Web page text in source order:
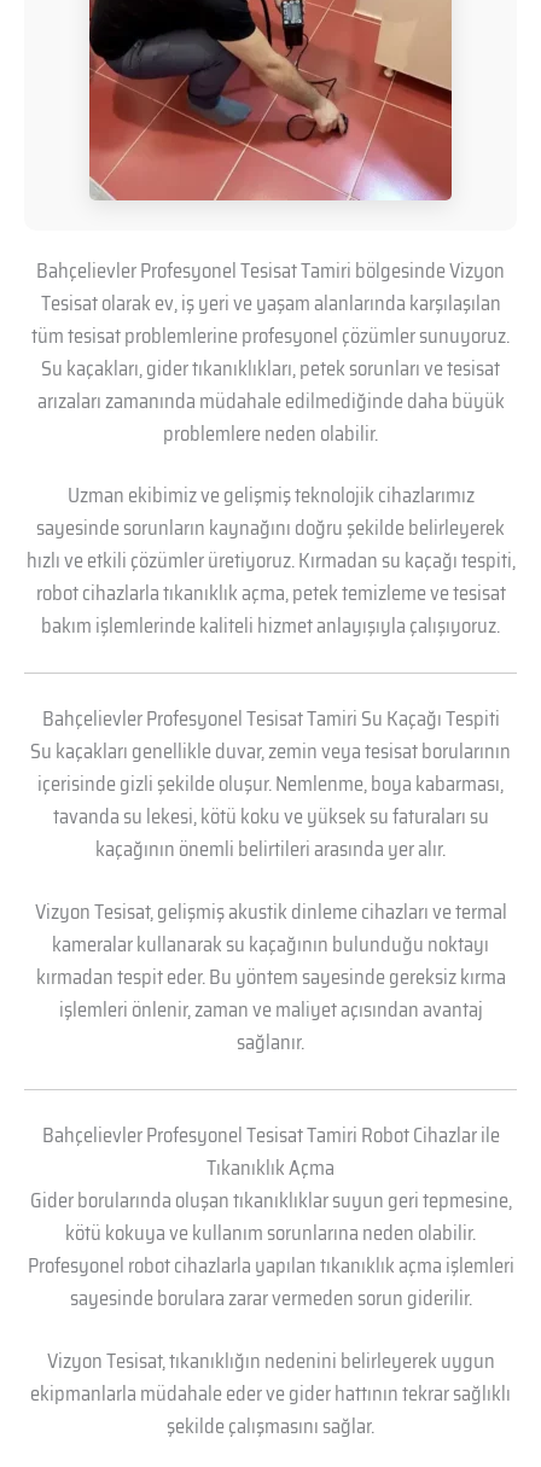
Bahçelievler Profesyonel Tesisat Tamiri bölgesinde Vizyon
Tesisat olarak ev, iş yeri ve yaşam alanlarında karşılaşılan
tüm tesisat problemlerine profesyonel çözümler sunuyoruz.
Su kaçakları, gider tıkanıklıkları, petek sorunları ve tesisat
arızaları zamanında müdahale edilmediğinde daha büyük
problemlere neden olabilir.
Uzman ekibimiz ve gelişmiş teknolojik cihazlarımız
sayesinde sorunların kaynağını doğru şekilde belirleyerek
hızlı ve etkili çözümler üretiyoruz. Kırmadan su kaçağı tespiti,
robot cihazlarla tıkanıklık açma, petek temizleme ve tesisat
bakım işlemlerinde kaliteli hizmet anlayışıyla çalışıyoruz.
Bahçelievler Profesyonel Tesisat Tamiri Su Kaçağı Tespiti
Su kaçakları genellikle duvar, zemin veya tesisat borularının
içerisinde gizli şekilde oluşur. Nemlenme, boya kabarması,
tavanda su lekesi, kötü koku ve yüksek su faturaları su
kaçağının önemli belirtileri arasında yer alır.
Vizyon Tesisat, gelişmiş akustik dinleme cihazları ve termal
kameralar kullanarak su kaçağının bulunduğu noktayı
kırmadan tespit eder. Bu yöntem sayesinde gereksiz kırma
işlemleri önlenir, zaman ve maliyet açısından avantaj
sağlanır.
Bahçelievler Profesyonel Tesisat Tamiri Robot Cihazlar ile
Tıkanıklık Açma
Gider borularında oluşan tıkanıklıklar suyun geri tepmesine,
kötü kokuya ve kullanım sorunlarına neden olabilir.
Profesyonel robot cihazlarla yapılan tıkanıklık açma işlemleri
sayesinde borulara zarar vermeden sorun giderilir.
Vizyon Tesisat, tıkanıklığın nedenini belirleyerek uygun
ekipmanlarla müdahale eder ve gider hattının tekrar sağlıklı
şekilde çalışmasını sağlar.